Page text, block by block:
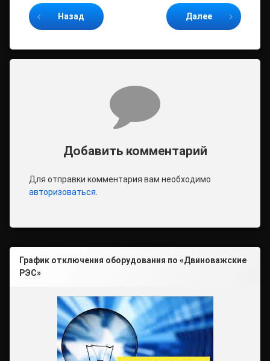
Назад Далее
Добавить комментарий
Для отправки комментария вам необходимо
авторизоваться
График отключения оборудования по «Двиноважские
РЭС»